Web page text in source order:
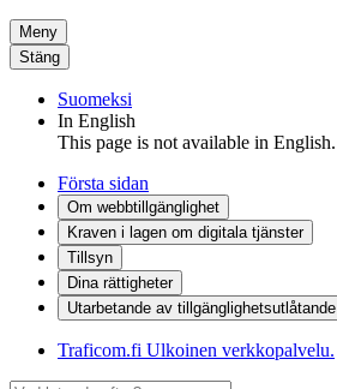
Meny
Stäng
Suomeksi
In English
This page is not available in English.
Första sidan
Om webbtillgänglighet
Kraven i lagen om digitala tjänster
Tillsyn
Dina rättigheter
Utarbetande av tillgänglighets­utlåtande
Traficom.fi Ulkoinen verkkopalvelu.